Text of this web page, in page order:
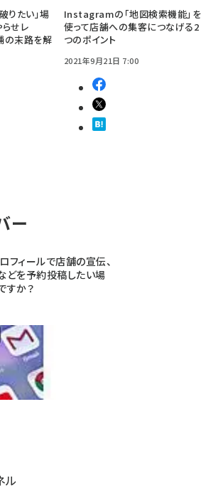
りたい」場
せレ
の末路を解
Instagramの「地図検索機能」を
使って店舗への集客につなげる2
つのポイント
2021年9月21日 7:00
ー
ィールで店舗の宣伝、
どを予約投稿したい場
すか？
ル